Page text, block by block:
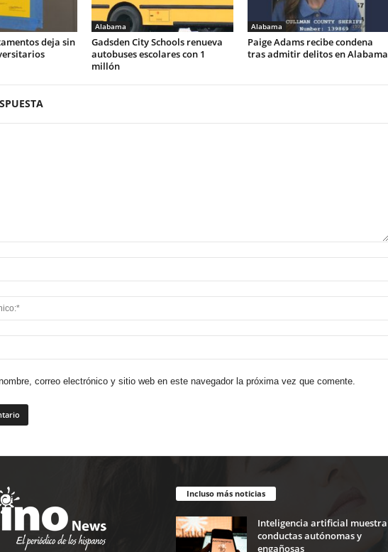
deja sin
Alabama
Gadsden City Schools renueva
autobuses escolares con 1
millón
Alabama
Paige Adams recibe condena
tras admitir delitos en Alabama
correo electrónico y sitio web en este navegador la próxima vez que comente.
Incluso más noticias
Inteligencia artificial muestra
conductas autónomas y
engañosas